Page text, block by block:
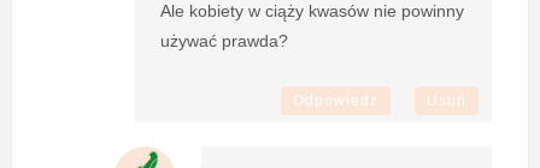
Ale kobiety w ciąży kwasów nie powinny
używać prawda?
Odpowiedz Usuń